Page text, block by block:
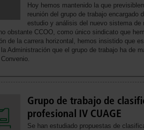
Hoy hemos mantenido la que
reunión del grupo de trabajo encargado
estudio y análisis del nuevo sistema de
obstante CCOO, como único sindicato que
de la carrera horizontal, hemos insistido que
Administración que el grupo de trabajo ha de
Grupo de trabajo de
profesional IV CUAGE
Se han estudiado propuestas de